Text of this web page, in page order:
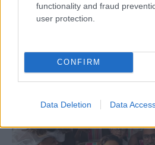
functionality and fraud
user protection.
CONFIRM
Data Deletion Data